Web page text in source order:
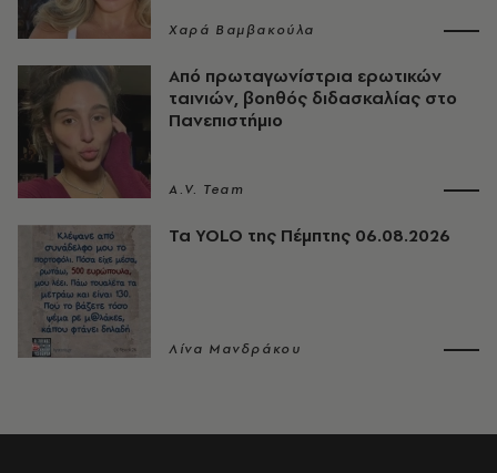
Χαρά Βαμβακούλα
Από πρωταγωνίστρια ερωτικών
ταινιών, βοηθός διδασκαλίας στο
Πανεπιστήμιο
A.V. Team
Τα YOLO της Πέμπτης 06.08.2026
Λίνα Μανδράκου